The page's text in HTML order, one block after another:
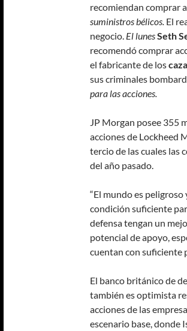
recomiendan comprar
suministros bélicos. El
negocio. El lunesSeth
recomendó comprar
el fabricante de los
sus criminales
para las acciones.
JP Morgan posee 355
acciones de Lockheed
tercio de las cuales las
del año pasado.
“El mundo es peligroso
condición suficiente
defensa tengan un
potencial de apoyo,
cuentan con suficiente
El banco británico de
también es optimista
acciones de las
escenario base, donde